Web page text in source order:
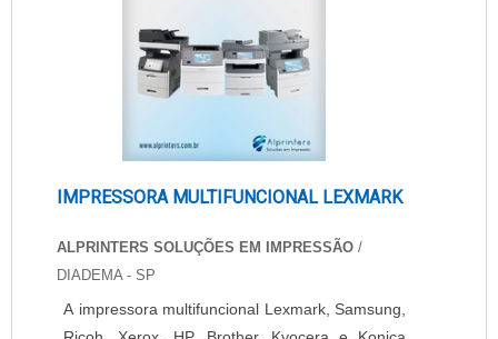
IMPRESSORA MULTIFUNCIONAL LEXMARK
ALPRINTERS SOLUÇÕES EM IMPRESSÃO /
DIADEMA - SP
A impressora multifuncional Lexmark, Samsung,